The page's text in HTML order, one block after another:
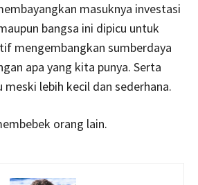
masuknya investasi
bangsa ini dipicu untuk
mengembangkan sumberdaya
apa yang kita punya. Serta
meski lebih kecil dan sederhana.
orang lain.